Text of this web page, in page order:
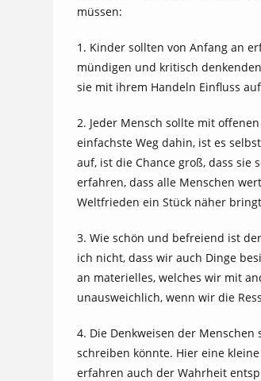
müssen:
1. Kinder sollten von Anfang an
mündigen und kritisch
sie mit ihrem Handeln Einfluss
2. Jeder Mensch sollte mit
einfachste Weg dahin, ist es
auf, ist die Chance groß, dass
erfahren, dass alle Menschen
Weltfrieden ein Stück näher
3. Wie schön und befreiend ist
ich nicht, dass wir auch Dinge
an materielles, welches wir mit
unausweichlich, wenn wir die
4. Die Denkweisen der
schreiben könnte. Hier eine
erfahren auch der Wahrheit